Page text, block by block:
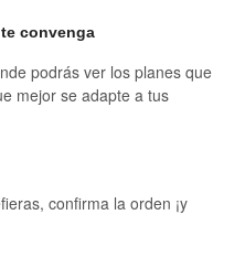
convenga
podrás ver los planes que
mejor se adapte a tus
confirma la orden ¡y